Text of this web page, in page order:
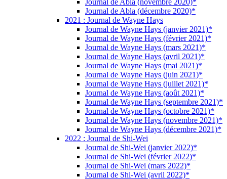
Journal de Abla (novembre 2020)*
Journal de Abla (décembre 2020)*
2021 : Journal de Wayne Hays
Journal de Wayne Hays (janvier 2021)*
Journal de Wayne Hays (février 2021)*
Journal de Wayne Hays (mars 2021)*
Journal de Wayne Hays (avril 2021)*
Journal de Wayne Hays (mai 2021)*
Journal de Wayne Hays (juin 2021)*
Journal de Wayne Hays (juillet 2021)*
Journal de Wayne Hays (août 2021)*
Journal de Wayne Hays (septembre 2021)*
Journal de Wayne Hays (octobre 2021)*
Journal de Wayne Hays (novembre 2021)*
Journal de Wayne Hays (décembre 2021)*
2022 : Journal de Shi-Wei
Journal de Shi-Wei (janvier 2022)*
Journal de Shi-Wei (février 2022)*
Journal de Shi-Wei (mars 2022)*
Journal de Shi-Wei (avril 2022)*